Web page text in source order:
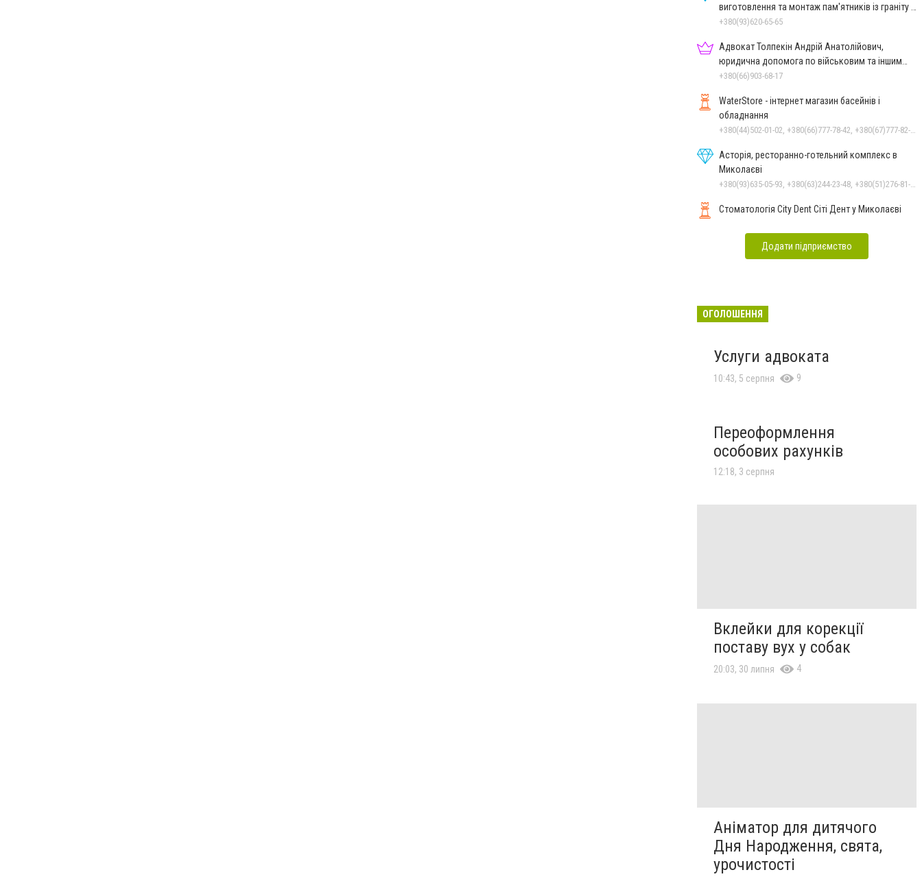
виготовлення та монтаж пам'ятників із граніту в
Миколаєві
+380(93)620-65-65
Адвокат Толпекін Андрій Анатолійович,
юридична допомога по військовим та іншим
справам
+380(66)903-68-17
WaterStore - інтернет магазин басейнів і
обладнання
Асторія, ресторанно-готельний комплекс в
Миколаєві
Стоматологія City Dent Сіті Дент у Миколаєві
Додати підприємство
ОГОЛОШЕННЯ
Услуги адвоката
10:43, 5 серпня 9
Переоформлення
особових рахунків
12:18, 3 серпня
Вклейки для корекції
поставу вух у собак
20:03, 30 липня 4
Аніматор для дитячого
Дня Народження, свята,
урочистості